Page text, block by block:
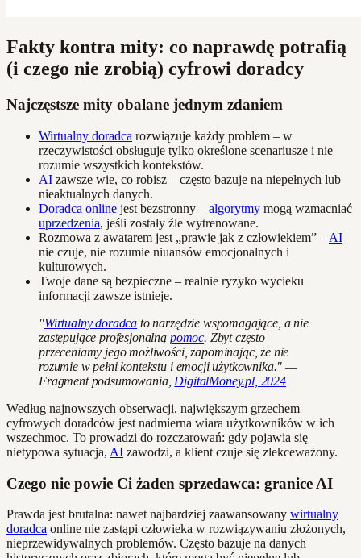
Fakty kontra mity: co naprawdę potrafią
(i czego nie zrobią) cyfrowi doradcy
Najczęstsze mity obalane jednym zdaniem
Wirtualny doradca rozwiązuje każdy problem – w
rzeczywistości obsługuje tylko określone scenariusze i nie
rozumie wszystkich kontekstów.
AI zawsze wie, co robisz – często bazuje na niepełnych lub
nieaktualnych danych.
Doradca online jest bezstronny – algorytmy mogą wzmacniać
uprzedzenia, jeśli zostały źle wytrenowane.
Rozmowa z awatarem jest „prawie jak z człowiekiem” – AI
nie czuje, nie rozumie niuansów emocjonalnych i
kulturowych.
Twoje dane są bezpieczne – realnie ryzyko wycieku
informacji zawsze istnieje.
"Wirtualny doradca to narzędzie wspomagające, a nie
zastępujące profesjonalną pomoc. Zbyt często
przeceniamy jego możliwości, zapominając, że nie
rozumie w pełni kontekstu i emocji użytkownika." —
Fragment podsumowania, DigitalMoney.pl, 2024
Według najnowszych obserwacji, największym grzechem
cyfrowych doradców jest nadmierna wiara użytkowników w ich
wszechmoc. To prowadzi do rozczarowań: gdy pojawia się
nietypowa sytuacja, AI zawodzi, a klient czuje się zlekceważony.
Czego nie powie Ci żaden sprzedawca: granice AI
Prawda jest brutalna: nawet najbardziej zaawansowany wirtualny
doradca online nie zastąpi człowieka w rozwiązywaniu złożonych,
nieprzewidywalnych problemów. Często bazuje na danych